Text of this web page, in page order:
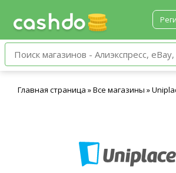
Главная страница »Все магазины »